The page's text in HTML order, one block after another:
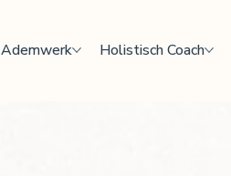
Ademwerk Holistisch Coach